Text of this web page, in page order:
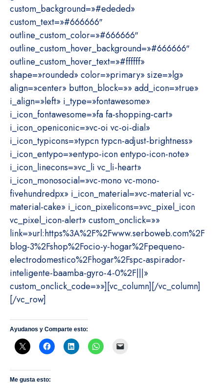
custom_background=»#ededed»
custom_text=»#666666″
outline_custom_color=»#666666″
outline_custom_hover_background=»#666666″
outline_custom_hover_text=»#ffffff»
shape=»rounded» color=»primary» size=»lg»
align=»center» button_block=»» add_icon=»true»
i_align=»left» i_type=»fontawesome»
i_icon_fontawesome=»fa fa-shopping-cart»
i_icon_openiconic=»vc-oi vc-oi-dial»
i_icon_typicons=»typcn typcn-adjust-brightness»
i_icon_entypo=»entypo-icon entypo-icon-note»
i_icon_linecons=»vc_li vc_li-heart»
i_icon_monosocial=»vc-mono vc-mono-
fivehundredpx» i_icon_material=»vc-material vc-
material-cake» i_icon_pixelicons=»vc_pixel_icon
vc_pixel_icon-alert» custom_onclick=»»
link=»url:https%3A%2F%2Fwww.serboweb.com%2F
blog-3%2Fshop%2Focio-y-hogar%2Fpequeno-
electrodomestico%2Fhogar%2Fspc-aspirador-
inteligente-baamba-gyro-4-0%2F|||»
custom_onclick_code=»»][vc_column][/vc_column]
[/vc_row]
Ayudanos y Comparte esto:
Me gusta esto: